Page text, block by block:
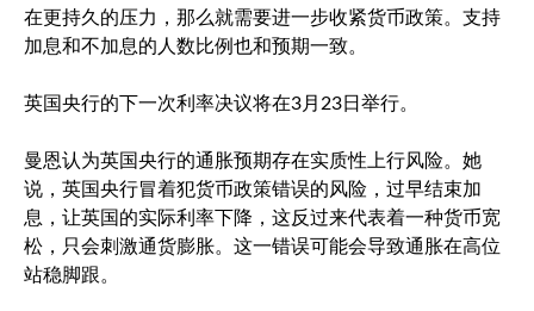
在更持久的压力，那么就需要进一步收紧货币政策。支持
加息和不加息的人数比例也和预期一致。
英国央行的下一次利率决议将在3月23日举行。
曼恩认为英国央行的通胀预期存在实质性上行风险。她
说，英国央行冒着犯货币政策错误的风险，过早结束加
息，让英国的实际利率下降，这反过来代表着一种货币宽
松，只会刺激通货膨胀。这一错误可能会导致通胀在高位
站稳脚跟。